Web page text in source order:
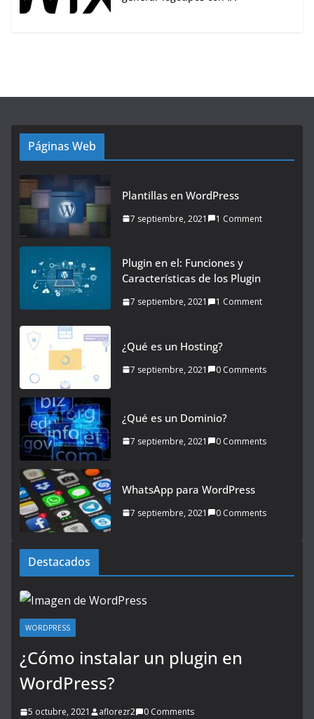
Páginas Web
Plantillas en WordPress
7 septiembre, 2021 1 Comment
Plugin en el: Funciones y
Características de los Plugin
7 septiembre, 2021 1 Comment
¿Qué es un Hosting?
7 septiembre, 2021 0 Comments
¿Qué es un Dominio?
7 septiembre, 2021 0 Comments
WhatsApp para WordPress
7 septiembre, 2021 0 Comments
Destacados
WORDPRESS
¿Cómo instalar un plugin en
WordPress?
5 octubre, 2021 aflorezr2 0 Comments